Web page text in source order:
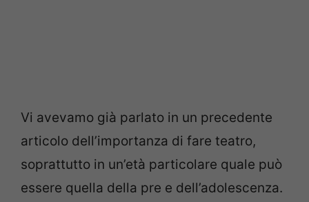
Vi avevamo già parlato in un precedente
articolo dell’importanza di fare teatro,
soprattutto in un’età particolare quale può
essere quella della pre e dell’adolescenza.